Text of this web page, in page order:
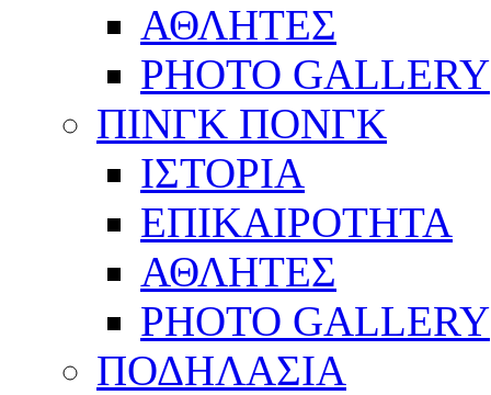
ΑΘΛΗΤΕΣ
PHOTO GALLERY
ΠΙΝΓΚ ΠΟΝΓΚ
ΙΣΤΟΡΙΑ
ΕΠΙΚΑΙΡΟΤΗΤΑ
ΑΘΛΗΤΕΣ
PHOTO GALLERY
ΠΟΔΗΛΑΣΙΑ